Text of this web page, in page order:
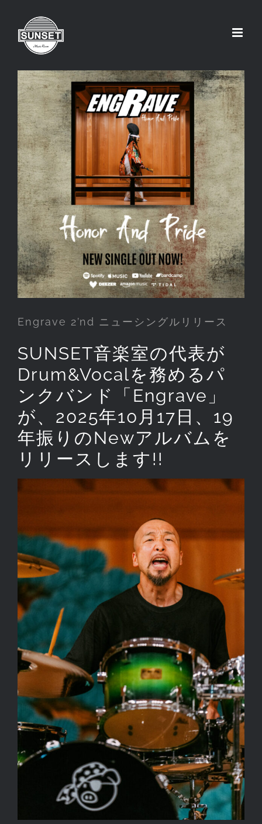
Engrave 2’nd ニューシングルリ
リース
Engrave 2’nd ニューシングルリリース
SUNSET音楽室の代表が
Drum&Vocalを務めるパ
ンクバンド「Engrave」
が、2025年10月17日、19
年振りのNewアルバムを
リリースします!!